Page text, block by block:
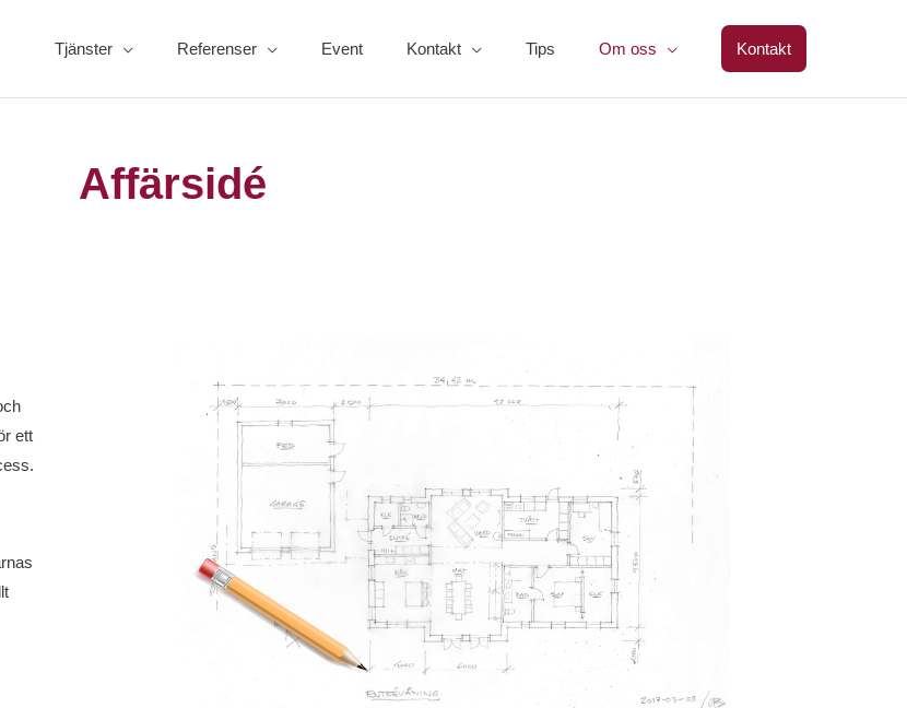
Tjänster Referenser Event Kontakt Tips Om oss Kontakt
Affärsidé
ett